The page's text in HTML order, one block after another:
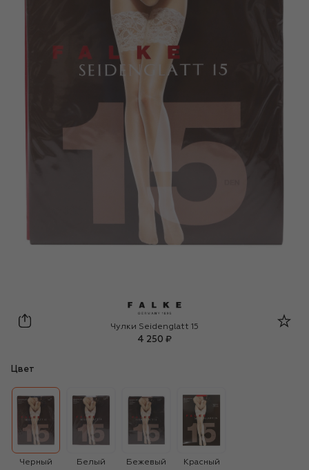
Falke
Чулки Seidenglatt 15
4 250 ₽
Цвет
Черный Белый Бежевый Красный